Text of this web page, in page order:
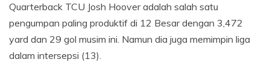
Quarterback TCU Josh Hoover adalah salah satu
pengumpan paling produktif di 12 Besar dengan 3,472
yard dan 29 gol musim ini. Namun dia juga memimpin liga
dalam intersepsi (13).